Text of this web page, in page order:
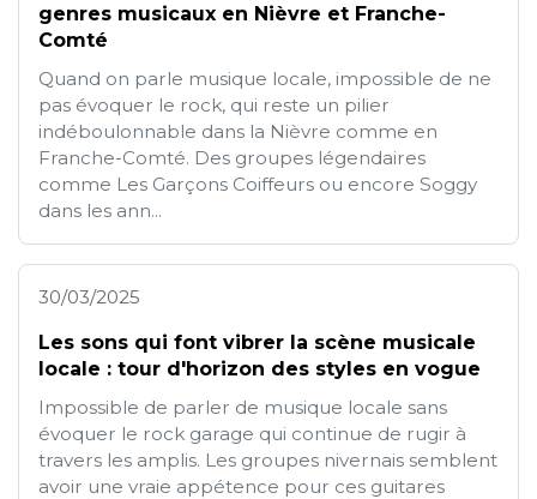
genres musicaux en Nièvre et Franche-
Comté
Quand on parle musique locale, impossible de ne
pas évoquer le rock, qui reste un pilier
indéboulonnable dans la Nièvre comme en
Franche-Comté. Des groupes légendaires
comme Les Garçons Coiffeurs ou encore Soggy
dans les ann...
30/03/2025
Les sons qui font vibrer la scène musicale
locale : tour d'horizon des styles en vogue
Impossible de parler de musique locale sans
évoquer le rock garage qui continue de rugir à
travers les amplis. Les groupes nivernais semblent
avoir une vraie appétence pour ces guitares